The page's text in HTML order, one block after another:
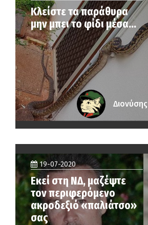
Κλείστε τα παράθυρα
μην μπει το φίδι μέσα…
19-07-2020
Εκεί στη ΝΔ, μαζέψτε
τον περιφερόμενο
ακροδεξιό «παλιάτσο»
σας